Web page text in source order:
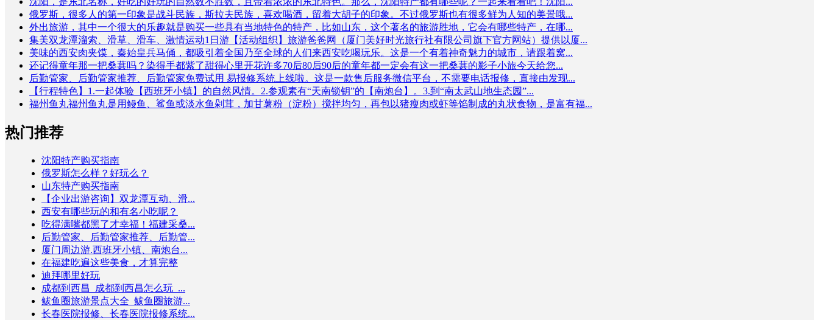
俄罗斯，很多人的第一印象是战斗民族，斯拉夫民族，喜欢喝酒，留着大胡子的印象。不过俄罗斯也有很多鲜为人知的美景哦...
外出旅游，其中一个很大的乐趣就是购买一些具有当地特色的特产，比如山东，这个著名的旅游胜地，它会有哪些特产，在哪...
集美双龙潭溜索、滑草、滑车、激情运动1日游【活动组织】旅游爸爸网（厦门美好时光旅行社有限公司旗下官方网站）提供以厦...
美味的西安肉夹馍，秦始皇兵马俑，都吸引着全国乃至全球的人们来西安吃喝玩乐。这是一个有着神奇魅力的城市，请跟着窝...
还记得童年那一把桑葚吗？染得手都紫了甜得心里开花许多70后80后90后的童年都一定会有这一把桑葚的影子小旅今天给您...
后勤管家、后勤管家推荐、后勤管家免费试用 易报修系统上线啦。这是一款售后服务微信平台，不需要电话报修，直接由发现...
【行程特色】1.一起体验【西班牙小镇】的自然风情。2.参观素有“天南锁钥”的【南炮台】。3.到“南太武山地生态园”...
福州鱼丸福州鱼丸是用鳗鱼、鲨鱼或淡水鱼剁茸，加甘薯粉（淀粉）搅拌均匀，再包以猪瘦肉或虾等馅制成的丸状食物，是富有福...
热门推荐
沈阳特产购买指南
俄罗斯怎么样？好玩么？
山东特产购买指南
【企业出游咨询】双龙潭互动、滑...
西安有哪些玩的和有名小吃呢？
吃得满嘴都黑了才幸福！福建采桑...
后勤管家、后勤管家推荐、后勤管...
厦门周边游.西班牙小镇、南炮台...
在福建吃遍这些美食，才算完整
迪拜哪里好玩
成都到西昌_成都到西昌怎么玩_...
鲅鱼圈旅游景点大全_鲅鱼圈旅游...
长春医院报修、长春医院报修系统...